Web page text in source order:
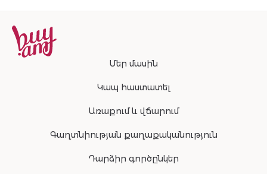
Մեր մասին
Կապ հաստատել
Առաքում և վճարում
Գաղտնիության քաղաքականություն
Դարձիր գործընկեր